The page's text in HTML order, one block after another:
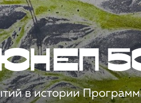
в истории